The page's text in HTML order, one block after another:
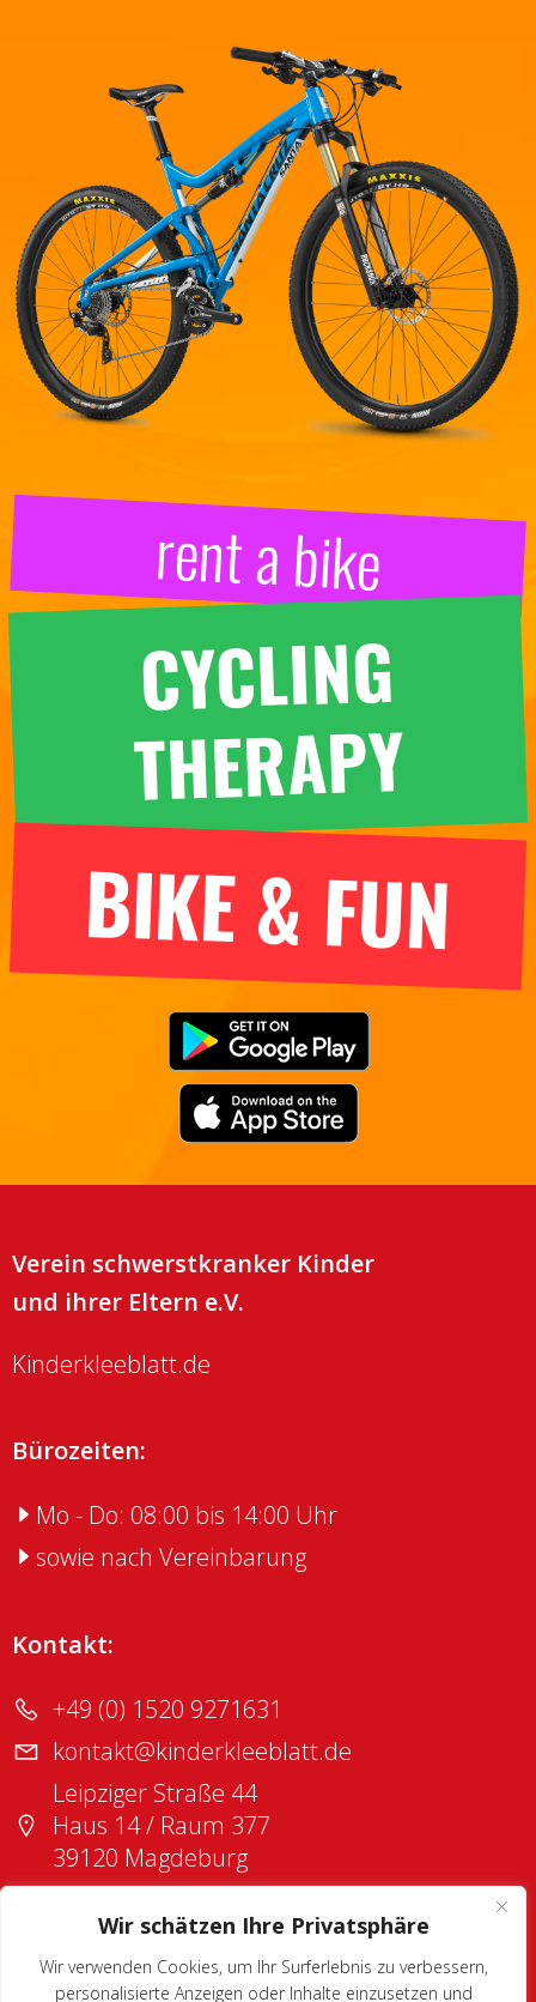
Wir schätzen Ihre Privatsphäre
Wir verwenden Cookies, um Ihr Surferlebnis zu verbessern,
personalisierte Anzeigen oder Inhalte einzusetzen und
rent a bike
CYCLING
THERAPY
BIKE & FUN
Verein schwerstkranker Kinder
und ihrer Eltern e.V.
Kinderkleeblatt.de
Bürozeiten:
Mo - Do: 08:00 bis 14:00 Uhr
sowie nach Vereinbarung
Kontakt:
+49 (0) 1520 9271631
kontakt@kinderkleeblatt.de
Leipziger Straße 44
Haus 14 / Raum 377
39120 Magdeburg